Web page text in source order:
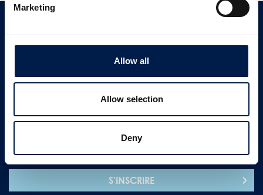
Marketing
Allow all
Allow selection
Deny
Inscription au bulletin
S'INSCRIRE